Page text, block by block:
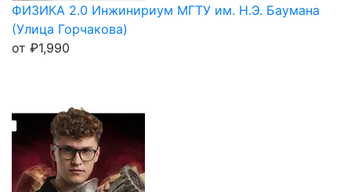
ФИЗИКА 2.0 Инжинириум МГТУ им. Н.Э. Баумана
(Улица Горчакова)
от ₽1,990